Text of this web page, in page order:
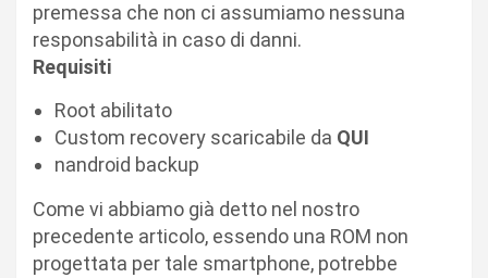
premessa che non ci assumiamo nessuna
responsabilità in caso di danni.
Requisiti
Root abilitato
Custom recovery scaricabile da QUI
nandroid backup
Come vi abbiamo già detto nel nostro
precedente articolo, essendo una ROM non
progettata per tale smartphone, potrebbe